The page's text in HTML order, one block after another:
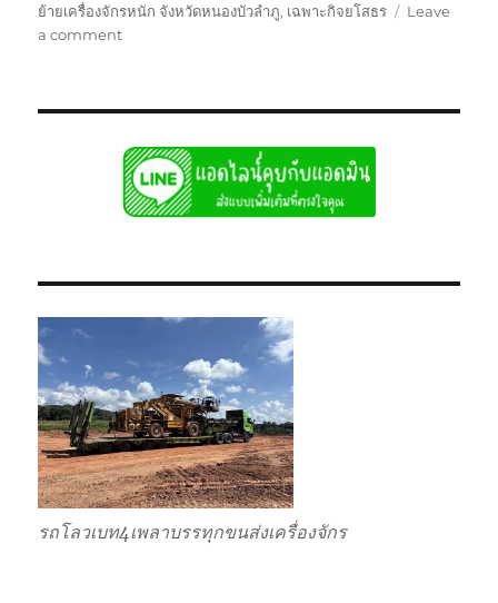
ย้ายเครื่องจักรหนัก จังหวัดหนองบัวลำภู, เฉพาะกิจยโสธร
Leave
a commenton
หัว
ลาก
หาง
โลวเบท
เตี้ย
รถโลวเบท4เพลาบรรทุกขนส่งเครื่องจักร